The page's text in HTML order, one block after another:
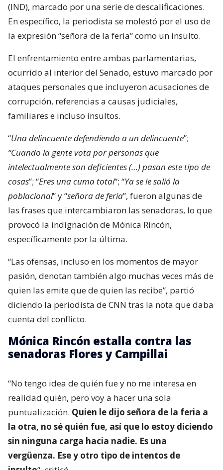
(IND), marcado por una serie de descalificaciones.
En específico, la periodista se molestó por el uso de
la expresión “señora de la feria” como un insulto.
El enfrentamiento entre ambas parlamentarias,
ocurrido al interior del Senado, estuvo marcado por
ataques personales que incluyeron acusaciones de
corrupción, referencias a causas judiciales,
familiares e incluso insultos.
“Una delincuente defendiendo a un delincuente”;
“Cuando la gente vota por personas que
intelectualmente son deficientes (…) pasan este tipo de
cosas”; “Eres una cuma total“; “Ya se le salió la
poblacional” y “señora de feria”, fueron algunas de
las frases que intercambiaron las senadoras, lo que
provocó la indignación de Mónica Rincón,
específicamente por la última.
“Las ofensas, incluso en los momentos de mayor
pasión, denotan también algo muchas veces más de
quien las emite que de quien las recibe”, partió
diciendo la periodista de CNN tras la nota que daba
cuenta del conflicto.
Mónica Rincón estalla contra las
senadoras Flores y Campillai
“No tengo idea de quién fue y no me interesa en
realidad quién, pero voy a hacer una sola
puntualización. Quien le dijo señora de la feria a
la otra, no sé quién fue, así que lo estoy diciendo
sin ninguna carga hacia nadie. Es una
vergüenza. Ese y otro tipo de intentos de